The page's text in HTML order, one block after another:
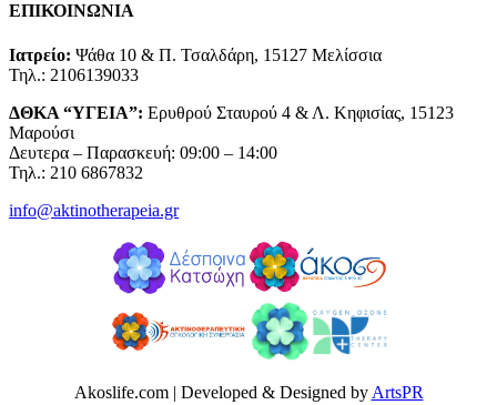
ΕΠΙΚΟΙΝΩΝΙΑ
Ιατρείο: Ψάθα 10 & Π. Τσαλδάρη, 15127 Μελίσσια
Τηλ.: 2106139033
ΔΘΚΑ “ΥΓΕΙΑ”: Ερυθρού Σταυρού 4 & Λ. Κηφισίας, 15123
Μαρούσι
Δευτερα – Παρασκευή: 09:00 – 14:00
Τηλ.: 210 6867832
info@aktinotherapeia.gr
Akoslife.com | Developed & Designed by ArtsPR